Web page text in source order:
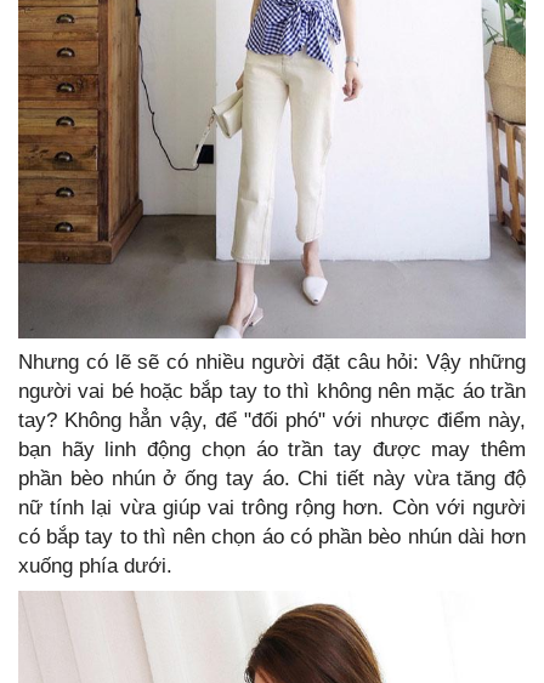
Nhưng có lẽ sẽ có nhiều người đặt câu hỏi: Vậy những
người vai bé hoặc bắp tay to thì không nên mặc áo trần
tay? Không hẳn vậy, để "đối phó" với nhược điểm này,
bạn hãy linh động chọn áo trần tay được may thêm
phần bèo nhún ở ống tay áo. Chi tiết này vừa tăng độ
nữ tính lại vừa giúp vai trông rộng hơn. Còn với người
có bắp tay to thì nên chọn áo có phần bèo nhún dài hơn
xuống phía dưới.